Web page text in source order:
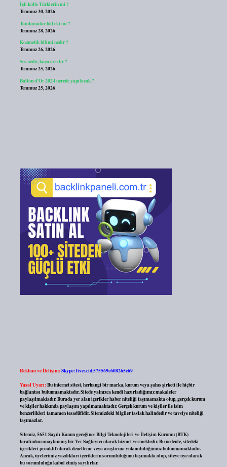
İçli köfte Türklerin mi ?
Temmuz 30, 2026
Tamlamalar hâl eki mi ?
Temmuz 28, 2026
Kozmetik bilimi nedir ?
Temmuz 26, 2026
Ses nedir, kaça ayrılır ?
Temmuz 25, 2026
Ballon d’Or 2024 nerede yapılacak ?
Temmuz 25, 2026
Reklam ve İletişim:Skype: live:.cid.575569c608265c69
Yasal Uyarı:Bu internet sitesi, herhangi bir marka, kurum veya şahıs şirketi ile hiçbir
bağlantısı bulunmamaktadır. Sitede yalnızca kendi hazırladığımız makaleler
paylaşılmaktadır. Burada yer alan içerikler haber niteliği taşımamakta olup, gerçek kurum
ve kişiler hakkında paylaşım yapılmamaktadır. Gerçek kurum ve kişiler ile isim
benzerlikleri tamamen tesadüfidir. Sitemizdeki bilgiler taslak halindedir ve tavsiye niteliği
taşımazlar.
Sitemiz, 5651 Sayılı Kanun gereğince Bilgi Teknolojileri ve İletişim Kurumu (BTK)
tarafından onaylanmış bir Yer Sağlayıcı olarak hizmet vermektedir. Bu nedenle, sitedeki
içerikleri proaktif olarak denetleme veya araştırma yükümlülüğümüz bulunmamaktadır.
Ancak, üyelerimiz yazdıkları içeriklerin sorumluluğunu taşımakta olup, siteye üye olarak
bu sorumluluğu kabul etmiş sayılırlar.